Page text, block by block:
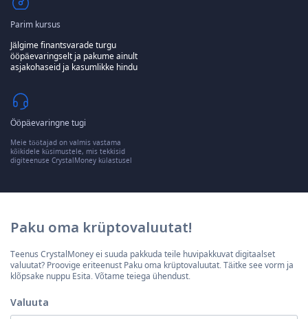
Parim kursus
Jälgime finantsvarade turgu
ööpäevaringselt ja pakume ainult
asjakohaseid ja kasumlikke hindu
Ööpäevaringne tugi
Meie töötajad on valmis vastama
kõikidele küsimustele, mis tekkisid
digiteenuse CrystalMoney külastusel
Paku oma krüptovaluutat!
Teenus CrystalMoney ei suuda pakkuda teile huvipakkuvat digitaalset
valuutat? Proovige eriteenust Paku oma krüptovaluutat. Täitke see vorm ja
klõpsake nuppu Esita. Võtame teiega ühendust.
Valuuta